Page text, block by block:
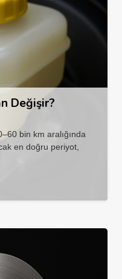
Değişir?
bin km aralığında
en doğru periyot,